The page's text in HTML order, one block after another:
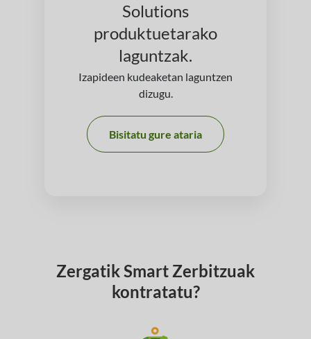
Solutions
produktuetarako
laguntzak.
Izapideen kudeaketan laguntzen
dizugu.
Bisitatu gure ataria
Zergatik Smart Zerbitzuak
kontratatu?